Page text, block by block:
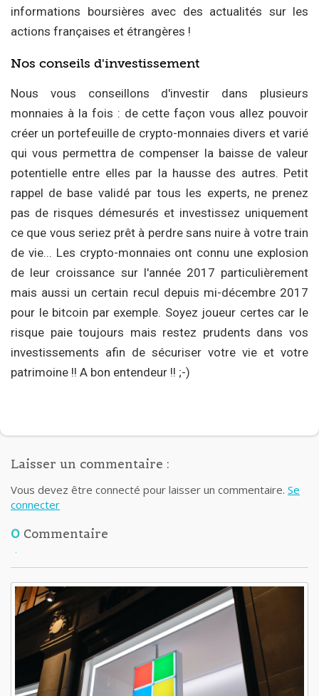
informations boursières avec des actualités sur les
actions françaises et étrangères !
Nos conseils d'investissement
Nous vous conseillons d'investir dans plusieurs
monnaies à la fois : de cette façon vous allez pouvoir
créer un portefeuille de crypto-monnaies divers et varié
qui vous permettra de compenser la baisse de valeur
potentielle entre elles par la hausse des autres. Petit
rappel de base validé par tous les experts, ne prenez
pas de risques démesurés et investissez uniquement
ce que vous seriez prêt à perdre sans nuire à votre train
de vie... Les crypto-monnaies ont connu une explosion
de leur croissance sur l'année 2017 particulièrement
mais aussi un certain recul depuis mi-décembre 2017
pour le bitcoin par exemple. Soyez joueur certes car le
risque paie toujours mais restez prudents dans vos
investissements afin de sécuriser votre vie et votre
patrimoine !! A bon entendeur !! ;-)
Laisser un commentaire :
Vous devez être connecté pour laisser un commentaire. Se
connecter
0 Commentaire
Lisez aussi: